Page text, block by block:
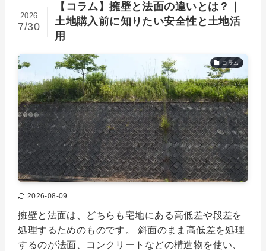
【コラム】擁壁と法面の違いとは？｜
土地購入前に知りたい安全性と土地活
用
2026
7/30
コラム
2026-08-09
擁壁と法面は、どちらも宅地にある高低差や段差を
処理するためのものです。 斜面のまま高低差を処理
するのが法面、コンクリートなどの構造物を使い、